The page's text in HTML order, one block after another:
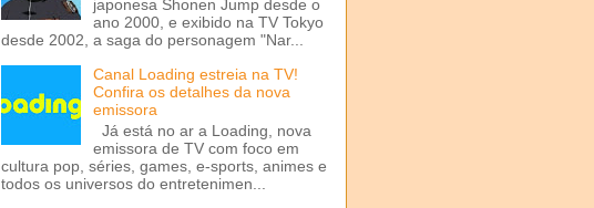
japonesa Shonen Jump desde o
ano 2000, e exibido na TV Tokyo
desde 2002, a saga do personagem "Nar...
Canal Loading estreia na TV!
Confira os detalhes da nova
emissora
Já está no ar a Loading, nova
emissora de TV com foco em
cultura pop, séries, games, e-sports, animes e
todos os universos do entretenimen...